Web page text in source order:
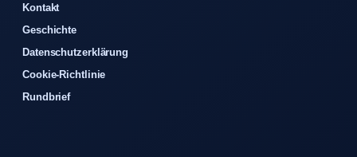
Kontakt
Geschichte
Datenschutzerklärung
Cookie-Richtlinie
Rundbrief